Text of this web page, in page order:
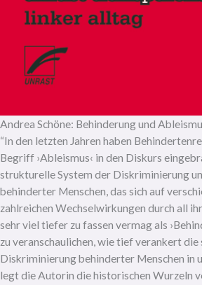
Andrea Schöne: Behinderung und
“In den letzten Jahren haben
Begriff ›Ableismus‹ in den Diskurs
strukturelle System der Diskriminierung
behinderter Menschen, das sich auf
zahlreichen Wechselwirkungen durch all
sehr viel tiefer zu fassen vermag als
zu veranschaulichen, wie tief verankert
Diskriminierung behinderter Menschen in
legt die Autorin die historischen Wurzeln